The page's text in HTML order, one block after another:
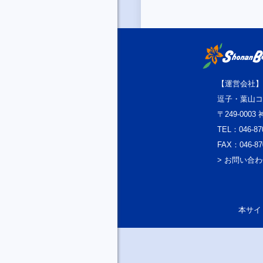
【運営会社】
逗子・葉山
〒249-0003
TEL：046-
FAX：046-
> お問い合
本サイ